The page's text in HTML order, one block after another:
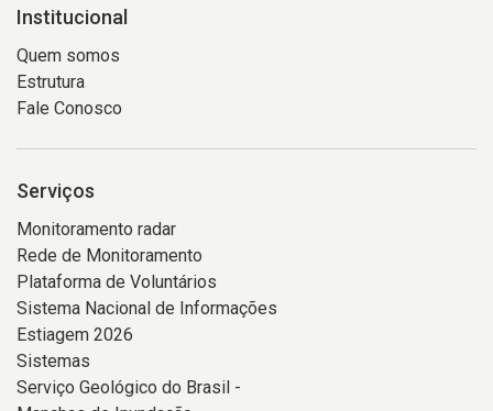
Institucional
Quem somos
Estrutura
Fale Conosco
Serviços
Monitoramento radar
Rede de Monitoramento
Plataforma de Voluntários
Sistema Nacional de Informações
Estiagem 2026
Sistemas
Serviço Geológico do Brasil -